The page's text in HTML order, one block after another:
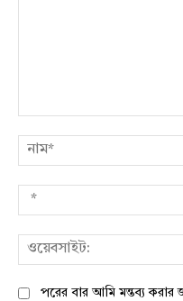
পরের বার আমি মন্তব্য